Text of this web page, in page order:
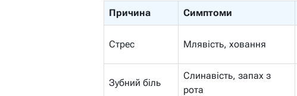
Причина Симптоми
Стрес Млявість, ховання
Зубний біль
Слинавість, запах з
рота